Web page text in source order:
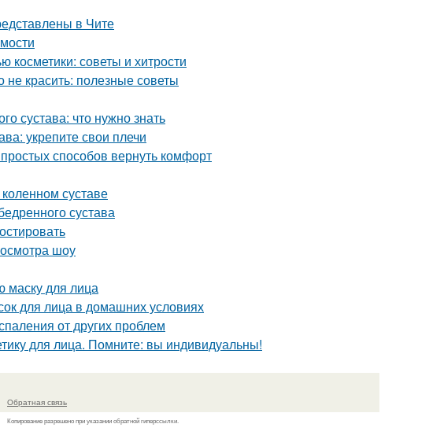
в Чите
косметики: советы и хитрости
красить: полезные советы
сустава: что нужно знать
укрепите свои плечи
способов вернуть комфорт
суставе
сустава
шоу
маску для лица
для лица в домашних условиях
от других проблем
для лица. Помните: вы индивидуальны!
Обратная связь
Копирование разрешено при указании обратной гиперссылки.